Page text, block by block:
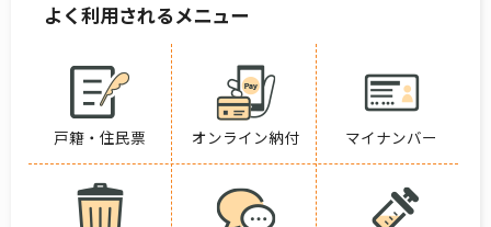
よく利用されるメニュー
戸籍・住民票 オンライン納付 マイナンバー